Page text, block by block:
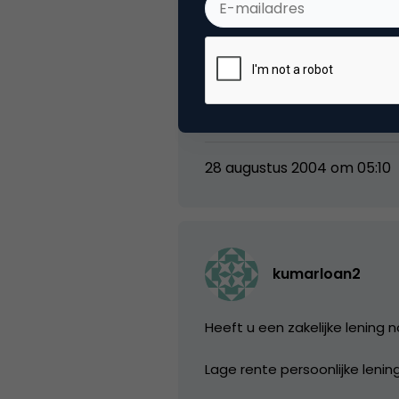
28 augustus 2004 om 05:10
kumarloan2
Heeft u een zakelijke lening
Lage rente persoonlijke